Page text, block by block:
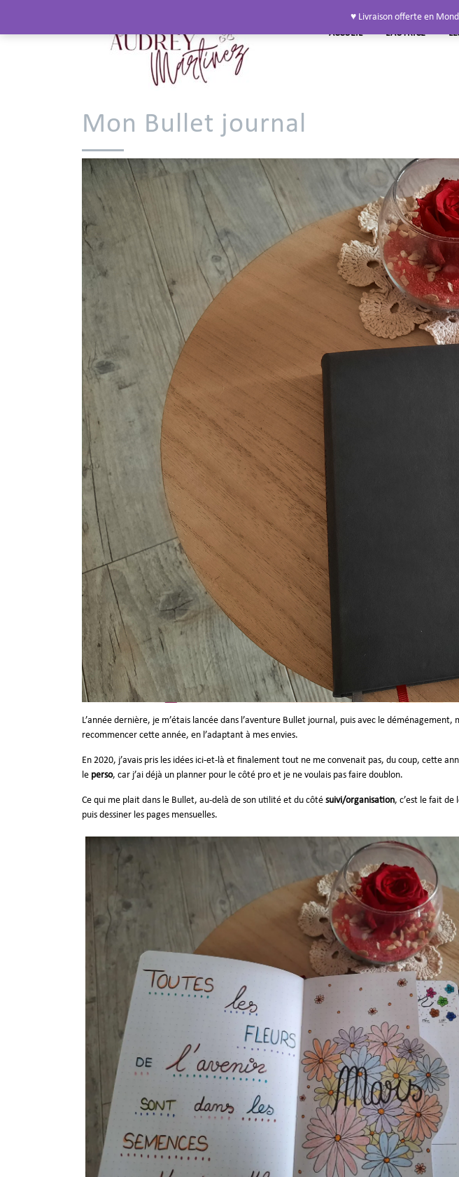
ACCUEIL L’AUTRICE
Mon Bullet journal
L’année dernière, je m’étais lancée dans l’aventure Bullet journal, puis avec le
recommencer cette année, en l’adaptant à mes envies.
En 2020, j’avais pris les idées ici-et-là et finalement tout ne me convenait pas, du coup, cette
le perso, car j’ai déjà un planner pour le côté pro et je ne voulais pas faire doublon.
Ce qui me plait dans le Bullet, au-delà de son utilité et du côté suivi/organisation, c’est le fait de
puis dessiner les pages mensuelles.
♥ Livraison offerte en